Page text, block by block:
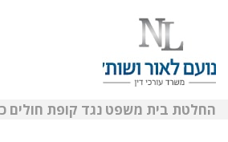
החלטת בית משפט נגד קופת חולים